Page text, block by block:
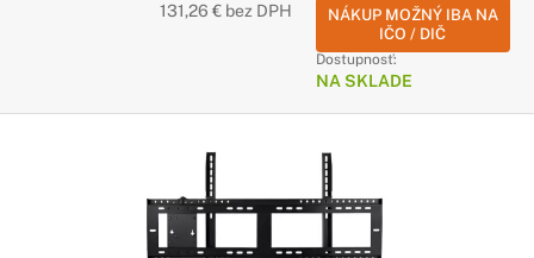
131,26 € bez DPH
NÁKUP MOŽNÝ IBA NA
IČO / DIČ
Dostupnosť:
NA SKLADE